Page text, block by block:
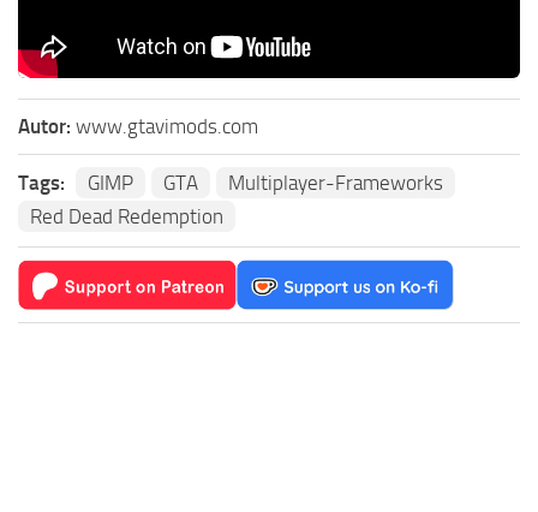
Autor: www.gtavimods.com
Tags: GIMP GTA
Multiplayer-Frameworks
Red Dead Redemption